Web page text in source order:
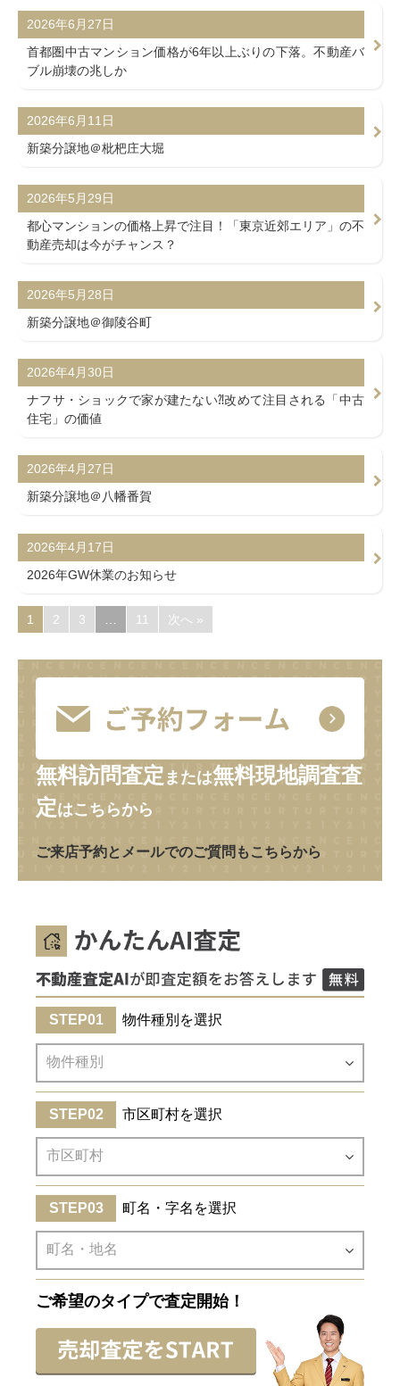
2026年6月27日
首都圏中古マンション価格が6年以上ぶりの下落。不動産バ
ブル崩壊の兆しか
2026年6月11日
新築分譲地＠枇杷庄大堀
2026年5月29日
都心マンションの価格上昇で注目！「東京近郊エリア」の不
動産売却は今がチャンス？
2026年5月28日
新築分譲地＠御陵谷町
2026年4月30日
ナフサ・ショックで家が建たない⁈改めて注目される「中古
住宅」の価値
2026年4月27日
新築分譲地＠八幡番賀
2026年4月17日
2026年GW休業のお知らせ
1 2 3 11 次へ »
無料訪問査定 または無料現地調査査
定はこちらから
ご来店予約とメールでのご質問もこちらから
物件種別を選択
市区町村を選択
町名・字名を選択
ご希望のタイプで査定開始！